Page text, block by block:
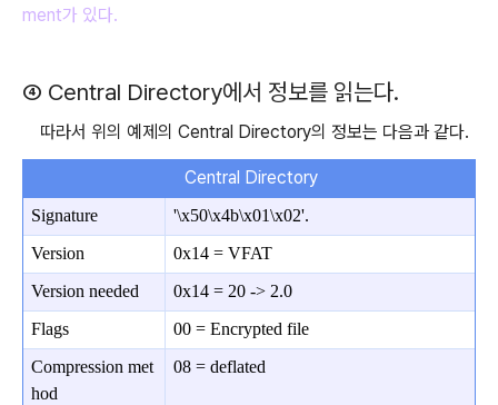
ment가 있다.
④ Central Directory에서 정보를 읽는다.
따라서 위의 예제의 Central Directory의 정보는 다음과 같다.
Central Directory
Signature
'\x50\x4b\x01\x02'.
Version
0x14 = VFAT
Version needed
0x14 = 20 -> 2.0
Flags
00 = Encrypted file
Compression met
hod
08 = deflated